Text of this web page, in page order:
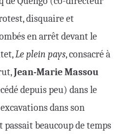
disquaire et
en arrêt devant le
Le plein pays, consacré à
Jean-Marie Massou
depuis peu) dans le
dans son
beaucoup de temps